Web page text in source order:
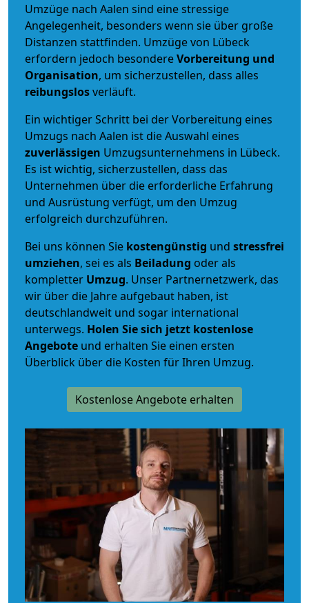
Umzüge nach Aalen sind eine stressige
Angelegenheit, besonders wenn sie über große
Distanzen stattfinden. Umzüge von Lübeck
erfordern jedoch besondereVorbereitung und
Organisation, um sicherzustellen, dass alles
reibungslosverläuft.
Ein wichtiger Schritt bei der Vorbereitung eines
Umzugs nach Aalen ist die Auswahl eines
zuverlässigen Umzugsunternehmens in Lübeck.
Es ist wichtig, sicherzustellen, dass das
Unternehmen über die erforderliche Erfahrung
und Ausrüstung verfügt, um den Umzug
erfolgreich durchzuführen.
Bei uns können Sie kostengünstig und stressfrei
umziehen, sei es als Beiladung oder als
kompletter Umzug. Unser Partnernetzwerk, das
wir über die Jahre aufgebaut haben, ist
deutschlandweit und sogar international
unterwegs. Holen Sie sich jetzt kostenlose
Angebote und erhalten Sie einen ersten
Überblick über die Kosten für Ihren Umzug.
Kostenlose Angebote erhalten